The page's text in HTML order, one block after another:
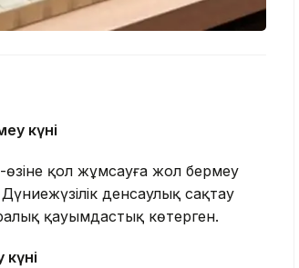
күні
өзіне қол жұмсауға жол бермеу
денсаулық сақтау
қауымдастық көтерген.